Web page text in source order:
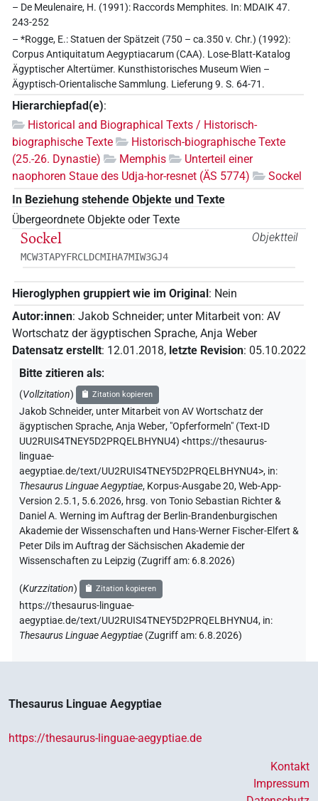
– De Meulenaire, H. (1991): Raccords Memphites. In: MDAIK 47.
243-252
– *Rogge, E.: Statuen der Spätzeit (750 – ca.350 v. Chr.) (1992):
Corpus Antiquitatum Aegyptiacarum (CAA). Lose-Blatt-Katalog
Ägyptischer Altertümer. Kunsthistorisches Museum Wien –
Ägyptisch-Orientalische Sammlung. Lieferung 9. S. 64-71.
Hierarchiepfad(e):
Historical and Biographical Texts / Historisch-
biographische Texte
Historisch-biographische Texte
(25.-26. Dynastie)
Memphis
Unterteil einer
naophoren Staue des Udja-hor-resnet (ÄS 5774)
Sockel
In Beziehung stehende Objekte und Texte
Übergeordnete Objekte oder Texte
Objektteil
Sockel
MCW3TAPYFRCLDCMIHA7MIW3GJ4
Hieroglyphen gruppiert wie im Original: Nein
Autor:innen: Jakob Schneider; unter Mitarbeit von: AV
Wortschatz der ägyptischen Sprache, Anja Weber
Datensatz erstellt: 12.01.2018, letzte Revision: 05.10.2022
Bitte zitieren als:
(Vollzitation) Zitation kopieren
Jakob Schneider, unter Mitarbeit von AV Wortschatz der
ägyptischen Sprache,Anja Weber, "Opferformeln" (Text-ID
UU2RUIS4TNEY5D2PRQELBHYNU4) <https://thesaurus-
linguae-
aegyptiae.de/text/UU2RUIS4TNEY5D2PRQELBHYNU4>, in:
Thesaurus Linguae Aegyptiae, Korpus-Ausgabe 20, Web-App-
Version 2.5.1, 5.6.2026, hrsg. von Tonio Sebastian Richter &
Daniel A. Werning im Auftrag der Berlin-Brandenburgischen
Akademie der Wissenschaften und Hans-Werner Fischer-Elfert &
Peter Dils im Auftrag der Sächsischen Akademie der
Wissenschaften zu Leipzig (Zugriff am: 6.8.2026)
(Kurzzitation) Zitation kopieren
https://thesaurus-linguae-
aegyptiae.de/text/UU2RUIS4TNEY5D2PRQELBHYNU4, in:
Thesaurus Linguae Aegyptiae (Zugriff am: 6.8.2026)
Thesaurus Linguae Aegyptiae
https://thesaurus-linguae-aegyptiae.de
Kontakt
Impressum